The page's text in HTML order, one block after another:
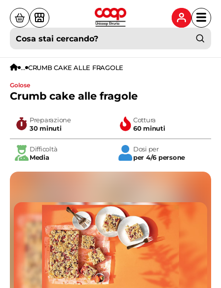
Cosa stai cercando?
... CRUMB CAKE ALLE FRAGOLE
golose
Crumb cake alle fragole
Preparazione
30 minuti
Cottura
60 minuti
Difficoltà
Media
Dosi per
per 4/6 persone